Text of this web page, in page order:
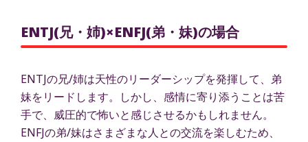
ENTJ(兄・姉)×ENFJ(弟・妹)の場合
ENTJの兄/姉は天性のリーダーシップを発揮して、弟
妹をリードします。しかし、感情に寄り添うことは苦
手で、威圧的で怖いと感じさせるかもしれません。
ENFJの弟/妹はさまざまな人との交流を楽しむため、